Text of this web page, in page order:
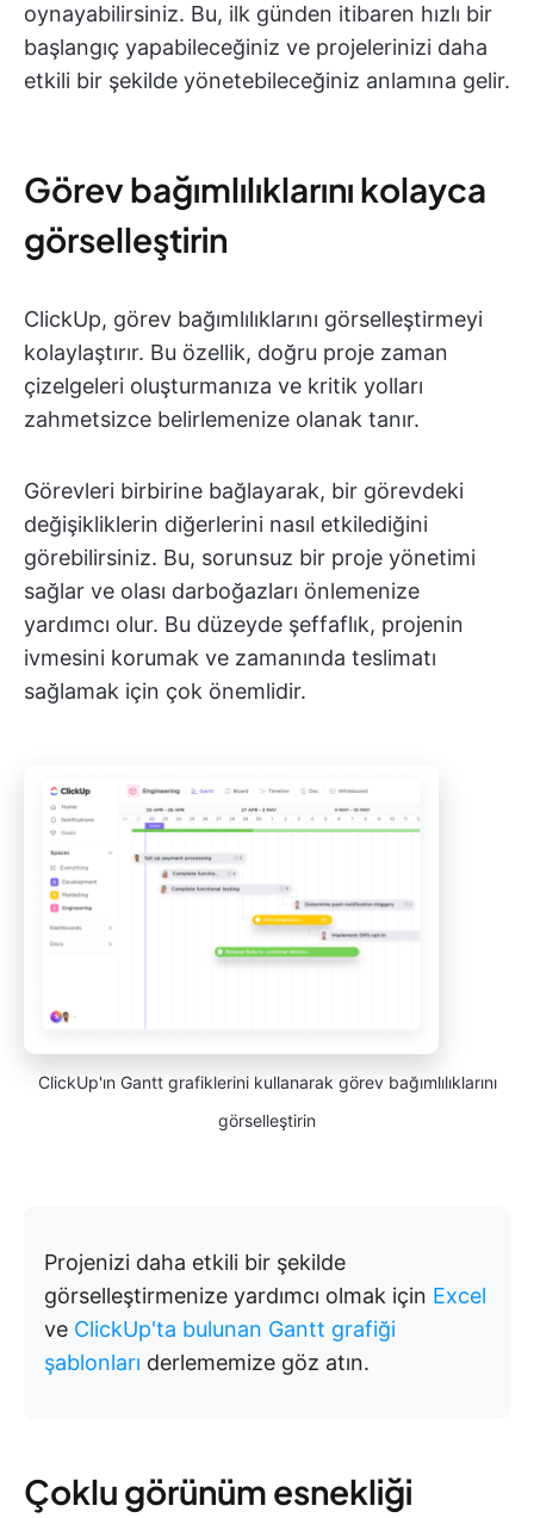
oynayabilirsiniz. Bu, ilk günden itibaren hızlı bir
başlangıç yapabileceğiniz ve projelerinizi daha
etkili bir şekilde yönetebileceğiniz anlamına gelir.
Görev bağımlılıklarını kolayca
görselleştirin
ClickUp, görev bağımlılıklarını görselleştirmeyi
kolaylaştırır. Bu özellik, doğru proje zaman
çizelgeleri oluşturmanıza ve kritik yolları
zahmetsizce belirlemenize olanak tanır.
Görevleri birbirine bağlayarak, bir görevdeki
değişikliklerin diğerlerini nasıl etkilediğini
görebilirsiniz. Bu, sorunsuz bir proje yönetimi
sağlar ve olası darboğazları önlemenize
yardımcı olur. Bu düzeyde şeffaflık, projenin
ivmesini korumak ve zamanında teslimatı
sağlamak için çok önemlidir.
ClickUp'ın Gantt grafiklerini kullanarak görev bağımlılıklarını
görselleştirin
Projenizi daha etkili bir şekilde
görselleştirmenize yardımcı olmak için Excel
ve ClickUp'ta bulunan Gantt grafiği
şablonları derlememize göz atın.
Çoklu görünüm esnekliği